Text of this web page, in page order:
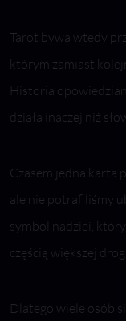
Tarot bywa wtedy
którym zamiast
Historia
działa inaczej niż
Czasem jedna karta
ale nie potrafiliśmy
symbol nadziei,
częścią większej
Dlatego wiele osób